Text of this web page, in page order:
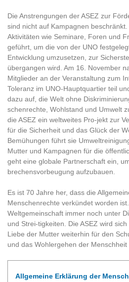
Die Anstrengungen der ASEZ zur
sind nicht auf Kampagnen
Aktivitäten wie Seminare, Foren und
geführt, um die von der UNO
Entwicklung umzusetzen, zur
übergangen wird. Am 16. November
Mitglieder an der Veranstaltung zum
Toleranz im UNO-Hauptquartier teil
dazu auf, die Welt ohne
schenrechte, Wohlstand und Umwelt
die ASEZ ein weltweites Pro-jekt zur
für die Sicherheit und das Glück der
Bemühungen führt sie
Mutter und Kampagnen für die
geht eine globale Partnerschaft ein,
brechensvorbeugung aufzubauen.
Es ist 70 Jahre her, dass die
Menschenrechte verkündet worden
Weltgemeinschaft immer noch unter
und Strei-tigkeiten. Die ASEZ wird
Liebe der Mutter weiterhin für den
und das Wohlergehen der Menschheit
Allgemeine Erklärung der